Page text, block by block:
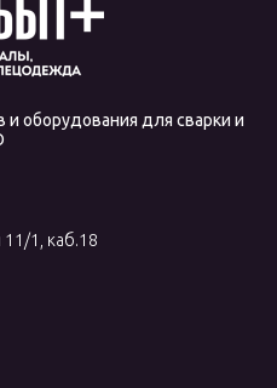
оборудования для сварки и
11/1, каб.18